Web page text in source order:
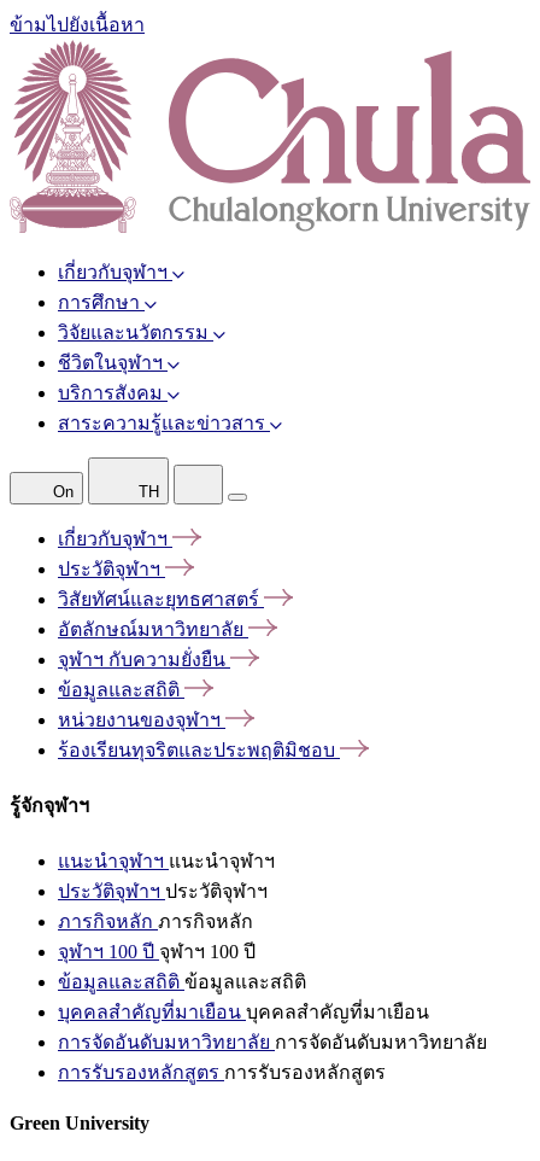
ข้ามไปยังเนื้อหา
เกี่ยวกับจุฬาฯ
การศึกษา
วิจัยและนวัตกรรม
ชีวิตในจุฬาฯ
บริการสังคม
สาระความรู้และข่าวสาร
On TH
เกี่ยวกับจุฬาฯ
ประวัติจุฬาฯ
วิสัยทัศน์และยุทธศาสตร์
อัตลักษณ์มหาวิทยาลัย
จุฬาฯ กับความยั่งยืน
ข้อมูลและสถิติ
หน่วยงานของจุฬาฯ
ร้องเรียนทุจริตและประพฤติมิชอบ
รู้จักจุฬาฯ
แนะนำจุฬาฯ แนะนำจุฬาฯ
ประวัติจุฬาฯ ประวัติจุฬาฯ
ภารกิจหลัก ภารกิจหลัก
จุฬาฯ 100 ปี จุฬาฯ 100 ปี
ข้อมูลและสถิติ ข้อมูลและสถิติ
บุคคลสำคัญที่มาเยือน บุคคลสำคัญที่มาเยือน
การจัดอันดับมหาวิทยาลัย การจัดอันดับมหาวิทยาลัย
การรับรองหลักสูตร การรับรองหลักสูตร
Green University